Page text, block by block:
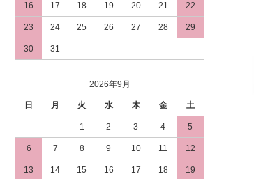
16 17 18 19 20 21 22
23 24 25 26 27 28 29
30 31
2026年9月
日 月 火 水 木 金 土
1 2 3 4 5
6 7 8 9 10 11 12
13 14 15 16 17 18 19